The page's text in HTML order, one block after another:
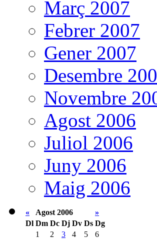
Març 2007
Febrer 2007
Gener 2007
Desembre
Novembre
Agost 2006
Juliol 2006
Juny 2006
Maig 2006
« Agost 2006
»
Dl Dm Dc Dj Dv Ds Dg
1
2 3 4 5
6